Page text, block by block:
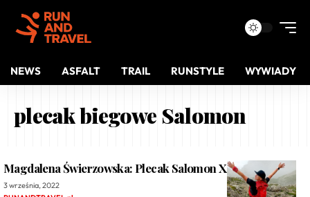
NEWS ASFALT TRAIL RUNSTYLE WYWIADY
plecak biegowe Salomon
Magdalena Świerzowska: Plecak Salomon XA15
3 września, 2022